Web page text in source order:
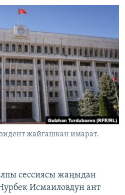
жайгашкан имарат.
сессиясы жаңыдан
Исмаиловдун ант